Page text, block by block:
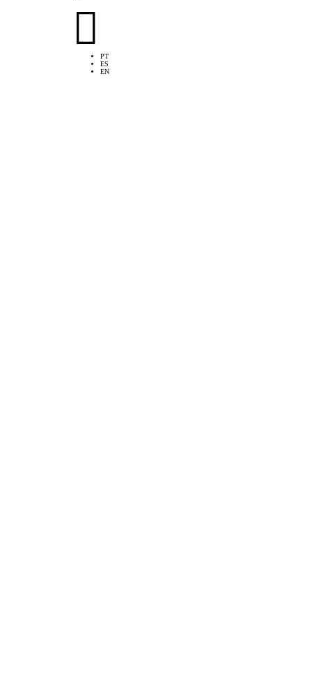

PT
ES
EN